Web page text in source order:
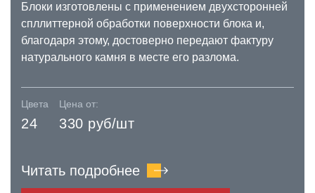
Блоки изготовлены с применением двухсторонней
спллиттерной обработки поверхности блока и,
благодаря этому, достоверно передают фактуру
натурального камня в месте его разлома.
Цвета
24
Цена от:
330 руб/шт
Читать подробнее